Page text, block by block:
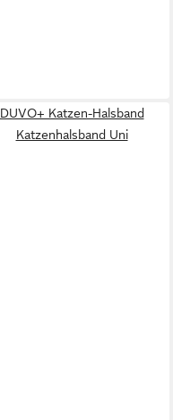
DUVO+ Katzen-Halsband
Katzenhalsband Uni